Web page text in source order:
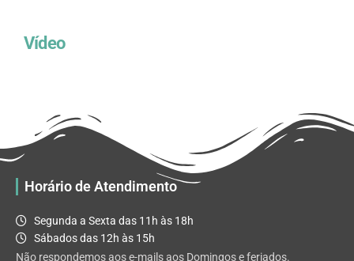
Vídeo
Horário de Atendimento
Segunda a Sexta das 11h às 18h
Sábados das 12h às 15h
Não respondemos aos e-mails aos Domingos e feriados.